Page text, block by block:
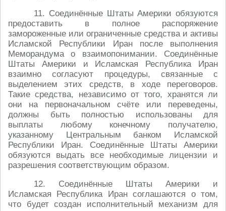
11. Соединённые Штаты Америки обязуются
предоставить в полное распоряжение
замороженные или ограниченные средства и активы
Исламской Республики Иран после выполнения
Меморандума о взаимопонимании. Соединённые
Штаты Америки и Исламская Республика Иран
взаимно согласуют процедуры, связанные с
выделением этих средств, в ходе переговоров.
Такие средства, независимо от того, хранятся ли
они на первоначальном счёте или переведены,
должны быть полностью использованы для
выплаты любому конечному получателю,
указанному Центральным банком Исламской
Республики Иран. Соединённые Штаты Америки
обязуются выдать все необходимые лицензии и
разрешения соответствующим образом.
12. Соединённые Штаты Америки и
Исламская Республика Иран соглашаются о том,
что будет создан исполнительный механизм для